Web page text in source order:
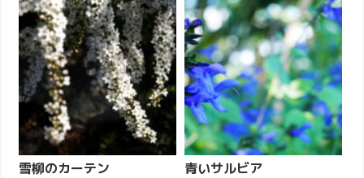
雪柳のカーテン 青いサルビア